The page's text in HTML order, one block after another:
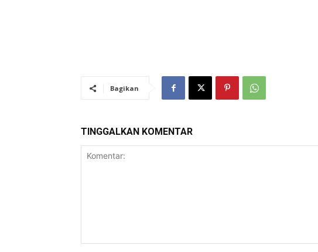
Bagikan
TINGGALKAN KOMENTAR